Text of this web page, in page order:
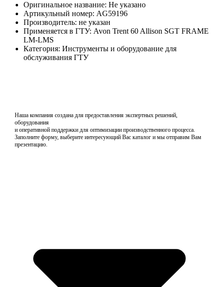
Оригинальное название: Не указано
Артикульный номер: AG59196
Производитель: не указан
Применяется в ГТУ: Avon Trent 60 Allison SGT FRAME
LM-LMS
Категория: Инструменты и оборудование для
обслуживания ГТУ
Наша компания создана для предоставления экспертных решений,
оборудования
и оперативной поддержки для оптимизации производственного процесса.
Заполните форму, выберите интересующий Вас каталог и мы отправим Вам
презентацию.